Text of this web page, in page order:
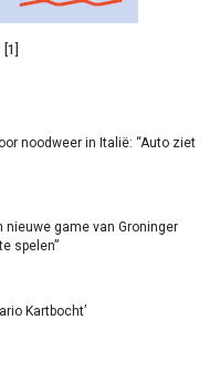
noodweer in Italië: “Auto ziet
nieuwe game van Groninger
spelen”
Kartbocht’